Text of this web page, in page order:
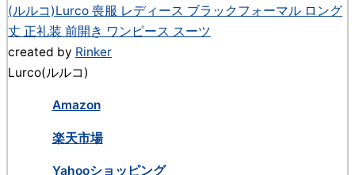
(ルルコ)Lurco 喪服 レディース ブラックフォーマル ロング
丈 正礼装 前開き ワンピース スーツ
created by Rinker
Lurco(ルルコ)
Amazon
楽天市場
Yahooショッピング